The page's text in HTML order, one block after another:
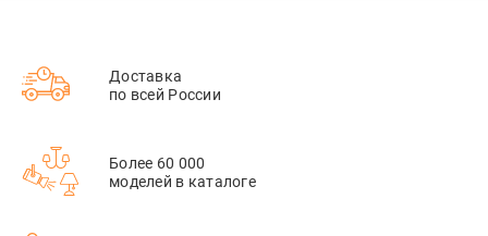
Доставка
по всей России
Более 60 000
моделей в каталоге